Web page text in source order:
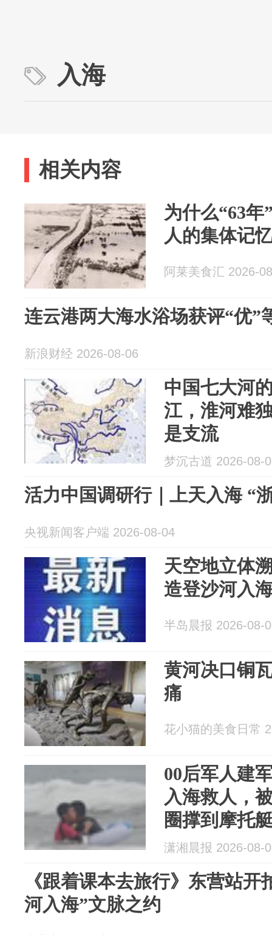
入海
相关内容
为什么“63
人的集体记
阿莱美食汇 2026-
连云港两大海水浴场获评“优”
新浪财经 2026-08-06
中国七大河
江，淮河难
是支流
梦沉古道 2026-08-
活力中国调研行｜上天入海 “
央视新闻客户端 2026-08-04
天空地立体溯源
造登沙河入
半岛晨报 2026-08-
黄河决口铜
痛
花小猫的美食日常
00后军人建
入海救人，
圈撑到摩托
潇湘晨报 2026-08-
《跟着课本去旅行》东营站开
河入海”文脉之约